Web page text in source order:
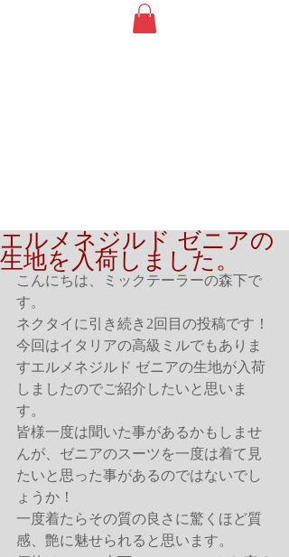
エルメネジルド ゼニアの
生地を入荷しました。
こんにちは、ミックテーラーの森下で
す。
ネクタイに引き続き2回目の投稿です！
今回はイタリアの高級ミルでもありま
すエルメネジルド ゼニアの生地が入荷
しましたのでご紹介したいと思いま
す。
皆様一度は聞いた事があるかもしませ
んが、ゼニアのスーツを一度は着て見
たいと思った事があるのではないでし
ょうか！
一度着たらその質の良さに驚くほど質
感、艶に魅せられると思います。